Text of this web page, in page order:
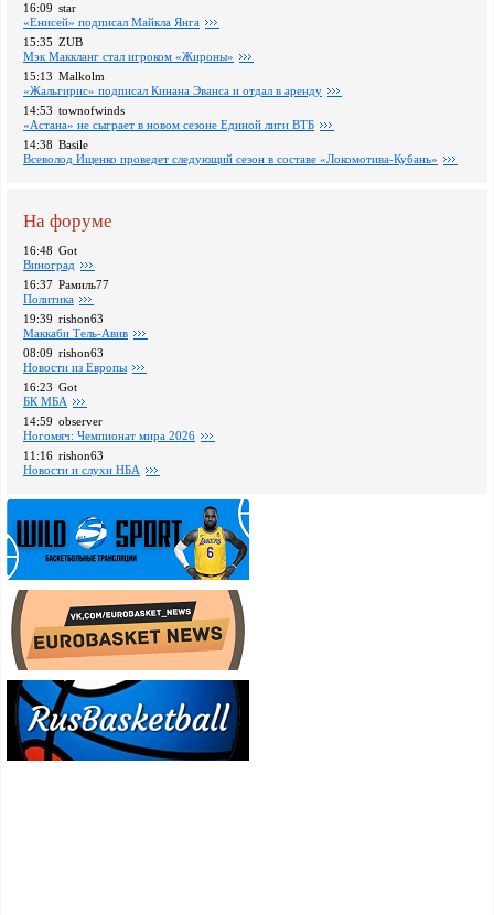
16:09 star
«Енисей» подписал Майкла Янга
15:35 ZUB
Мэк Маккланг стал игроком «Жироны»
15:13 Malkolm
«Жальгирис» подписал Кинана Эванса и отдал в аренду
14:53 townofwinds
«Астана» не сыграет в новом сезоне Единой лиги ВТБ
14:38 Basile
Всеволод Ищенко проведет следующий сезон в составе «Локомотива-Кубань»
На форуме
16:48 Got
Виноград
16:37 Рамиль77
Политика
19:39 rishon63
Маккаби Тель-Авив
08:09 rishon63
Новости из Европы
16:23 Got
БК МБА
14:59 observer
Ногомяч: Чемпионат мира 2026
11:16 rishon63
Новости и слухи НБА